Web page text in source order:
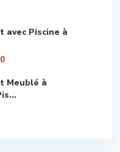
avec Piscine à
Meublé à